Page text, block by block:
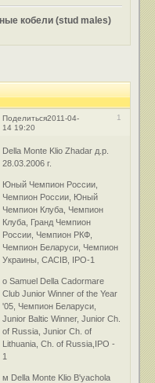
кобели (stud males)
Поделиться 1
2011-04-
14 19:20
Della Monte Klio Zhadar д.р.
28.03.2006 г.
Юный Чемпион России,
Чемпион России, Юный
Чемпион Клуба, Чемпион
Клуба, Гранд Чемпион
России, Чемпион РКФ,
Чемпион Беларуси, Чемпион
Украины, CACIB, IPO-1
о Samuel Della Cadormare
Club Junior Winner of the Year
'05, Чемпион Беларуси,
Junior Baltic Winner, Junior Ch.
of Russia, Junior Ch. of
Lithuania, Ch. of Russia,IPO -
1
м Della Monte Klio B'yachola